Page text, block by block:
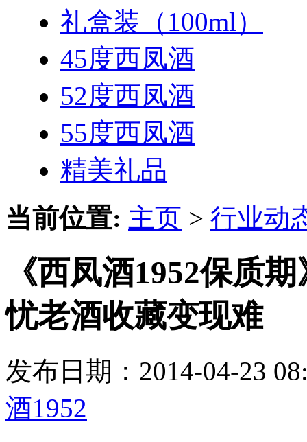
礼盒装（100ml）
45度西凤酒
52度西凤酒
55度西凤酒
精美礼品
当前位置: 主页 > 行业动
《西凤酒1952保质
忧老酒收藏变现难
发布日期：2014-04-23
酒1952